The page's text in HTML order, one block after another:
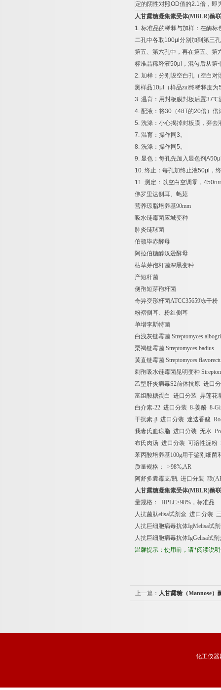
定的阴性对照OD值的2.1倍，即
人甘露糖凝集素受体(MBLR)酶
1. 标准品的稀释与加样：在酶标
二孔中各取100μl 分别加到第三
第五、第六孔中，再在第五、第
标准品稀释液50μl
，混匀后从第
2. 加样：分别设空白孔（空白
测样品10μl （样品zui终稀释度为
3. 温育：用封板膜封板后置37℃
4. 配液：将30 （48T的20倍）倍
5. 洗涤：小心揭掉封板膜，弃去
7. 温育：操作同3。
8. 洗涤：操作同5。
9. 显色：每孔先加入显色剂
10. 终止：每孔加终止液50μl
，
11. 测定：以空白空调零，
佛罗里达侧耳、蚝菇
营养琼脂培养基90mm
吸水链霉菌应城变种
肺炎链球菌
伯顿毕赤酵母
阿拉伯糖醇汉逊酵母
枯草芽孢杆菌深黑变种
产短杆菌
侧孢短芽孢杆菌
奇异变形杆菌ATCC35659冻干粉
粉褶侧耳、粉红侧耳
单增李斯特菌
白浅灰链霉菌 Streptomyces
栗褐链霉菌 Streptomyces badius
黄直链霉菌 Streptomyces
刺孢吸水链霉菌昆明变种
乙型肝炎病毒S2前体抗原 进口
富组酸糖蛋白 进口分装 异莲花
白介素-22 进口分装 8-姜酚 8-
干扰素-β 进口分装 迷迭香酸
我妻氏血琼脂 进口分装 无水
布氏肉汤 进口分装 可溶性淀粉
苯丙酸培养基100g用于鉴别细菌
质量规格：
>98%,AR
阿舒多囊霉支/瓶 进口分装 联
人甘露糖凝集素受体(MBLR)酶
量规格：
HPLC≥98% ，标准品
人抗菌肽elisa试剂盒 进口分装
人抗巨细胞病毒抗体IgMelisa试
人抗巨细胞病毒抗体IgGelisa试剂
温馨提示：使用前，请*阅读说
上一篇： 人甘露糖（Mannose）
化工仪器